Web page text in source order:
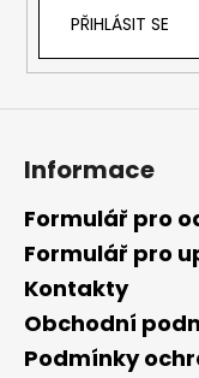
PŘIHLÁSIT SE
Informace
Formulář pro
Formulář pro
Kontakty
Obchodní
Podmínky